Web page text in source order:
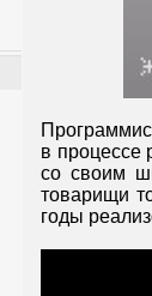
в процессе
со своим
товарищи
годы